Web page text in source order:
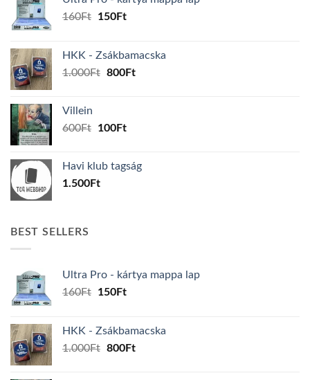
160Ft
Original
160Ft.
150FtCurrent
150Ft.
HKK - Zsákbamacska
1.000Ft Original
800FtCurrent
Villein
600Ft
Original
600Ft.
100FtCurrent
100Ft.
Havi klub tagság
1.500Ft
BEST SELLERS
Ultra Pro - kártya mappa lap
160Ft
Original
160Ft.
150FtCurrent
150Ft.
HKK - Zsákbamacska
1.000Ft Original
800FtCurrent